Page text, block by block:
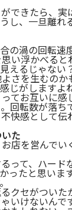
できたら、実
し、一旦離れ
の渦の回転速
い浮かべる
えるじゃな
さを生むのか
じがしますよ
てお互いに感
回転数が落ち
快感として伝
た
店を営んでい
って、ハード
ったと思います
クセがついた
いけないんで